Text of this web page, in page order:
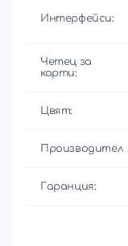
Интерфейси:
Четец за
карти:
Цвят:
Производител
Гаранция: